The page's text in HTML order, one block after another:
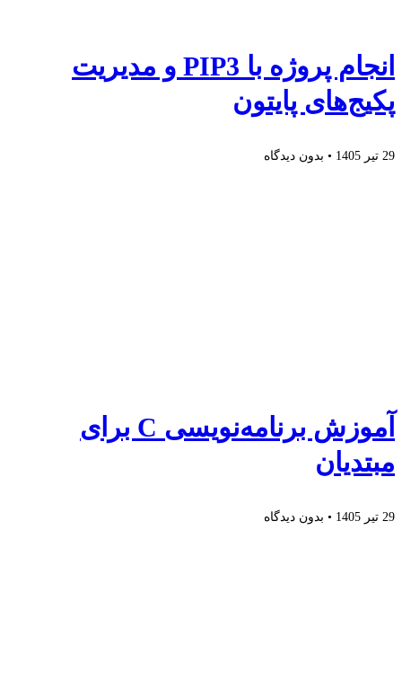
انجام پروژه با PIP3 و مدیریت
پکیج‌های پایتون
29 تیر 1405 بدون دیدگاه
آموزش برنامه‌نویسی C برای
مبتدیان
29 تیر 1405 بدون دیدگاه